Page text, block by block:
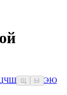
ЧШ Ы ЭЮ